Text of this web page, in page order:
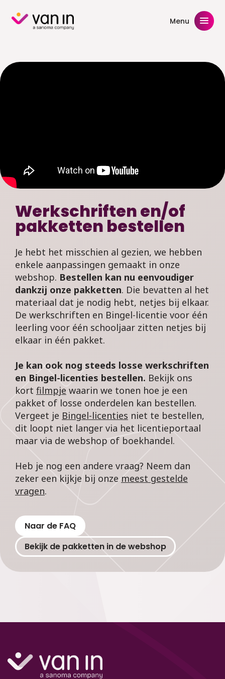
content Menu
Werkschriften en/of
pakketten bestellen
Je hebt het misschien al gezien, we hebben
enkele aanpassingen gemaakt in onze
webshop. Bestellen kan nu eenvoudiger
dankzij onze pakketten. Die bevatten al het
materiaal dat je nodig hebt, netjes bij elkaar.
De werkschriften en Bingel-licentie voor één
leerling voor één schooljaar zitten netjes bij
elkaar in één pakket.
Je kan ook nog steeds losse werkschriften
en Bingel-licenties bestellen. Bekijk ons
kort filmpje waarin we tonen hoe je een
pakket of losse onderdelen kan bestellen.
Vergeet je Bingel-licenties niet te bestellen,
dit loopt niet langer via het licentieportaal
maar via de webshop of boekhandel.
Heb je nog een andere vraag? Neem dan
zeker een kijkje bij onze meest gestelde
vragen.
Naar de FAQ
Bekijk de pakketten in de webshop